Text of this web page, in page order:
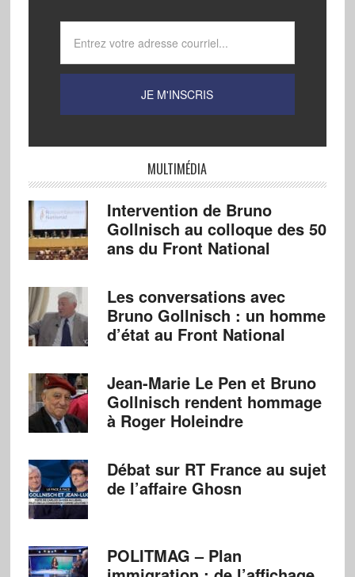
MULTIMÉDIA
Intervention de Bruno
Gollnisch au colloque des 50
ans du Front National
Les conversations avec
Bruno Gollnisch : un homme
d’état au Front National
Jean-Marie Le Pen et Bruno
Gollnisch rendent hommage
à Roger Holeindre
Débat sur RT France au sujet
de l’affaire Ghosn
POLITMAG – Plan